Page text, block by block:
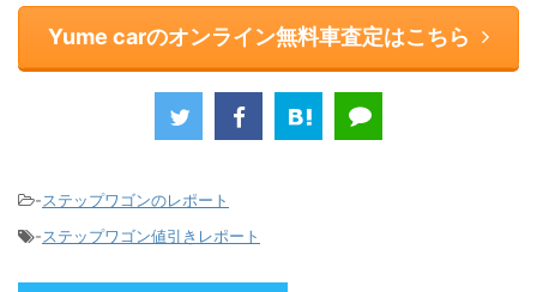
Yume carのオンライン無料車査定はこちら
-ステップワゴンのレポート
-ステップワゴン値引きレポート